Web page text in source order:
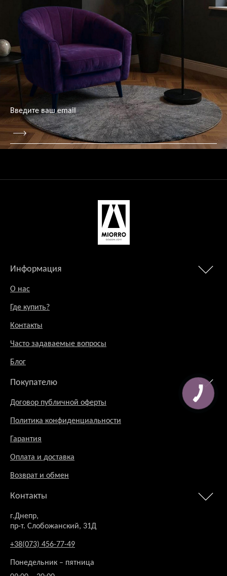
Информация
О нас
Где купить?
Контакты
Часто задаваемые вопросы
Блог
Покупателю
Договор публичной оферты
Политика конфиденциальности
Гарантия
Оплата и доставка
Возврат и обмен
Контакты
г.Днепр,
пр-т. Слобожанский, 31Д
+38(073) 456-77-49
Понедельник – пятница